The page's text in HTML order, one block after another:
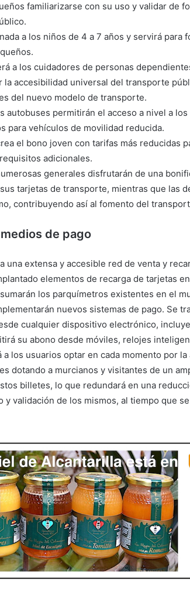
familiarizarse con su uso y validar de
a los niños de 4 a 7 años y servirá para
a los cuidadores de personas
la accesibilidad universal del transporte
del nuevo modelo de transporte.
autobuses permitirán el acceso a nivel a
para vehículos de movilidad reducida.
el bono joven con tarifas más reducidas
adicionales.
generales disfrutarán de una
tarjetas de transporte, mientras que las
contribuyendo así al fomento del
de pago
una extensa y accesible red de venta y
elementos de recarga de tarjetas
los parquímetros existentes en el
nuevos sistemas de pago. Se
cualquier dispositivo electrónico,
su abono desde móviles, relojes
a los usuarios optar en cada momento por
dotando a murcianos y visitantes de un
billetes, lo que redundará en una
y validación de los mismos, al tiempo que